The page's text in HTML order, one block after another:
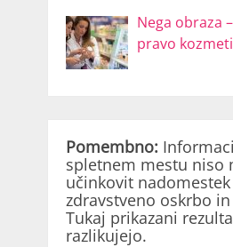
Nega obraza
pravo
Pomembno:
spletnem mestu niso
učinkovit
zdravstveno oskrbo
Tukaj prikazani
razlikujejo.